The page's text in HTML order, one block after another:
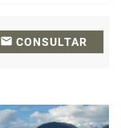
email CONSULTAR